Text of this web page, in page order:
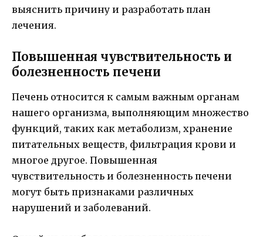
выяснить причину и разработать план
лечения.
Повышенная чувствительность и
болезненность печени
Печень относится к самым важным органам
нашего организма, выполняющим множество
функций, таких как метаболизм, хранение
питательных веществ, фильтрация крови и
многое другое. Повышенная
чувствительность и болезненность печени
могут быть признаками различных
нарушений и заболеваний.